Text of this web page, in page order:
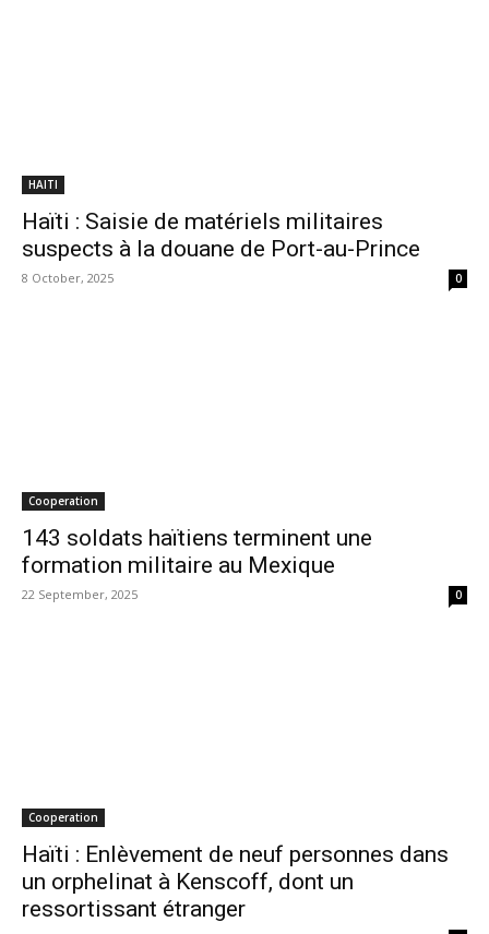
HAITI
Haïti : Saisie de matériels militaires
suspects à la douane de Port-au-Prince
8 October, 2025 0
Cooperation
143 soldats haïtiens terminent une
formation militaire au Mexique
22 September, 2025 0
Cooperation
Haïti : Enlèvement de neuf personnes dans
un orphelinat à Kenscoff, dont un
ressortissant étranger